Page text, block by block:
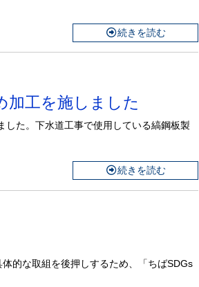
続きを読む
加工を施しました
た。下水道工事で使用している縞鋼板製
続きを読む
的な取組を後押しするため、「ちばSDGs